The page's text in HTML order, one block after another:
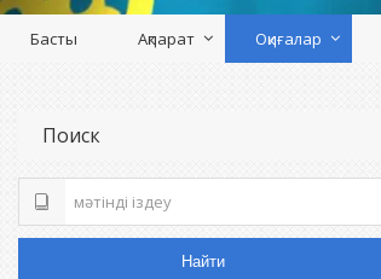
Басты Ақпарат Оқиғалар
Поиск
Найти